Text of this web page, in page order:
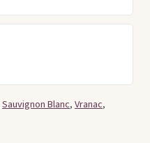
Sauvignon Blanc,Vranac,